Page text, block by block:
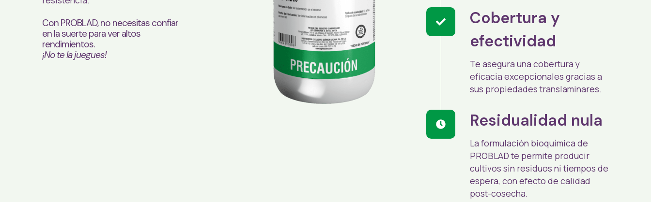
Con PROBLAD, no necesitas confiar
en la suerte para ver altos
rendimientos.
¡No te la juegues!
Cobertura y
efectividad
Te asegura una cobertura y
eficacia excepcionales gracias a
sus propiedades translaminares.
Residualidad nula
La formulación bioquímica de
PROBLAD te permite producir
cultivos sin residuos ni tiempos de
espera, con efecto de calidad
post-cosecha.